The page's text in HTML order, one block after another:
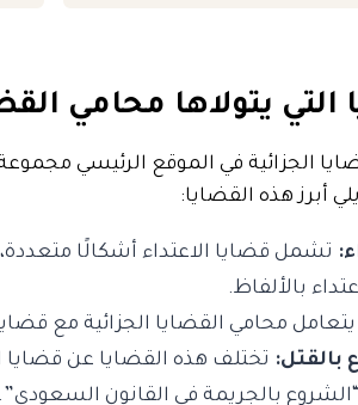
التي يتولاها محامي
الجزائية في الموقع الرئيسي
أبرز هذه القضايا:
تشمل قضايا الاعتداء أشكالًا
بالألفاظ.
يتعامل محامي القضايا الجزائية مع
بالقتل: تختلف هذه القضايا عن قضايا
بالجريمة في القانون